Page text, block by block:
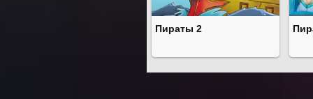
Пираты 2